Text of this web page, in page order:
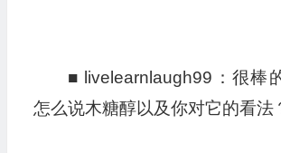
■ livelearnlaugh99：很棒
怎么说木糖醇以及你对它的看法